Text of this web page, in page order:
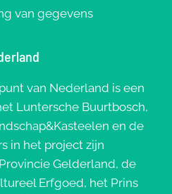
van gegevens
van Nederland is een
Luntersche Buurtbosch,
en de
in het project zijn
Gelderland, de
Erfgoed, het Prins